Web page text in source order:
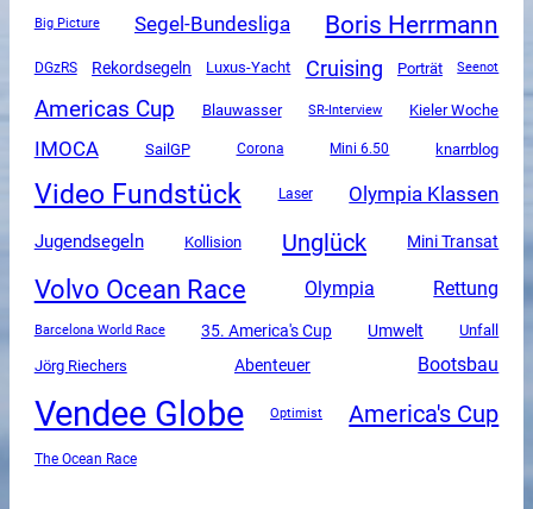
Big Picture Segel-Bundesliga Boris Herrmann
DGzRS Rekordsegeln Luxus-Yacht Cruising Porträt Seenot
Americas Cup Blauwasser SR-Interview Kieler Woche
IMOCA SailGP Corona Mini 6.50 knarrblog
Video Fundstück Laser Olympia Klassen
Jugendsegeln Kollision Unglück Mini Transat
Volvo Ocean Race Olympia Rettung
Barcelona World Race 35. America's Cup Umwelt
Unfall
Jörg Riechers
Abenteuer Bootsbau
Vendee Globe Optimist America's Cup
The Ocean Race